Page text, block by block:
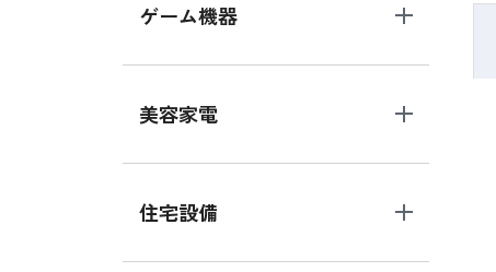
ゲーム機器
美容家電
住宅設備